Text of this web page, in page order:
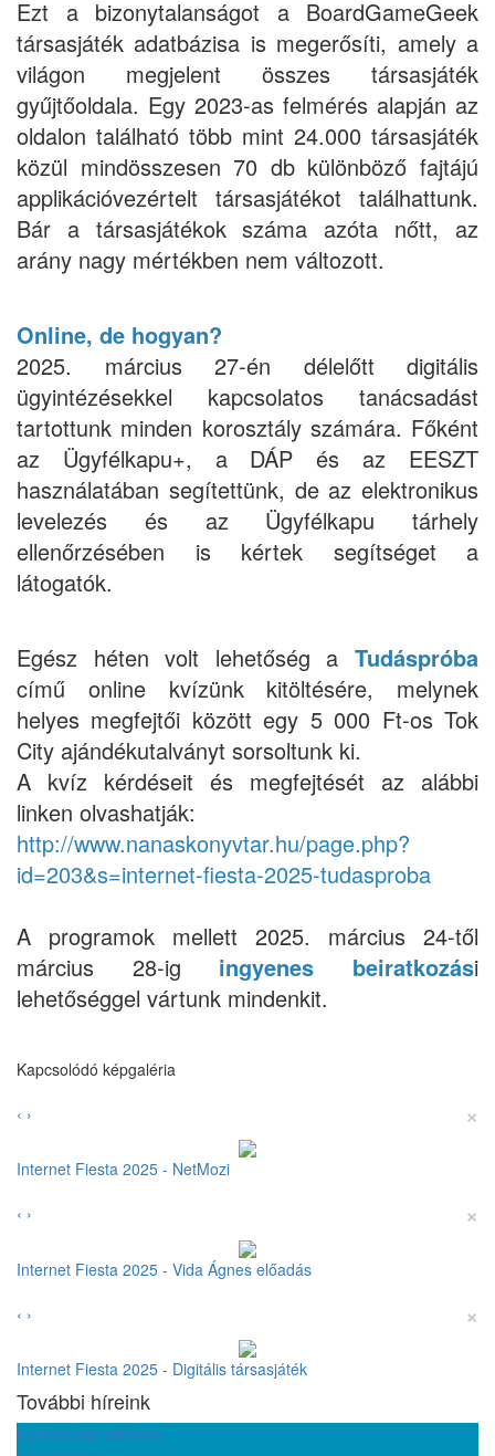
Ezt a bizonytalanságot a BoardGameGeek
társasjáték adatbázisa is megerősíti, amely a
világon megjelent összes társasjáték
gyűjtőoldala. Egy 2023-as felmérés alapján az
oldalon található több mint 24.000 társasjáték
közül mindösszesen 70 db különböző fajtájú
applikációvezértelt társasjátékot találhattunk.
Bár a társasjátékok száma azóta nőtt, az
arány nagy mértékben nem változott.
Online, de hogyan?
2025. március 27-én délelőtt digitális
ügyintézésekkel kapcsolatos tanácsadást
tartottunk minden korosztály számára. Főként
az Ügyfélkapu+, a DÁP és az EESZT
használatában segítettünk, de az elektronikus
levelezés és az Ügyfélkapu tárhely
ellenőrzésében is kértek segítséget a
látogatók.
Egész héten volt lehetőség a Tudáspróba
című online kvízünk kitöltésére, melynek
helyes megfejtői között egy 5 000 Ft-os Tok
City ajándékutalványt sorsoltunk ki.
A kvíz kérdéseit és megfejtését az alábbi
linken olvashatják:
http://www.nanaskonyvtar.hu/page.php?
id=203&s=internet-fiesta-2025-tudasproba
A programok mellett 2025. március 24-től
március 28-ig ingyenes beiratkozási
lehetőséggel vártunk mindenkit.
Kapcsolódó képgaléria
‹ › ×
Internet Fiesta 2025 - NetMozi
‹ › ×
Internet Fiesta 2025 - Vida Ágnes előadás
‹ › ×
Internet Fiesta 2025 - Digitális társasjáték
További híreink
Nyitvatartás változás